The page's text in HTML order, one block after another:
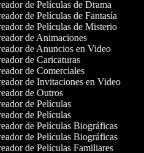
de Películas de Drama
de Películas de Fantasía
de Películas de Misterio
de Animaciones
de Anuncios en Video
de Caricaturas
de Comerciales
de Invitaciones en Video
de Outros
de Películas
de Películas
de Películas Biográficas
de Películas Biográficas
de Películas Familiares